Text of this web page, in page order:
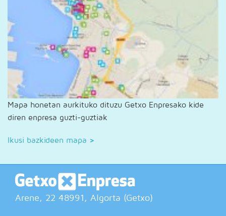
Mapa honetan aurkituko dituzu Getxo Enpresako kide
diren enpresa guzti-guztiak
Ikusi bazkideen mapa >
Arene, 22 48991, Algorta (Getxo)